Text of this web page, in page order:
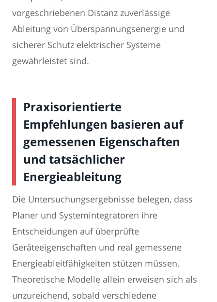
vorgeschriebenen Distanz zuverlässige
Ableitung von Überspannungsenergie und
sicherer Schutz elektrischer Systeme
gewährleistet sind.
Praxisorientierte
Empfehlungen basieren auf
gemessenen Eigenschaften
und tatsächlicher
Energieableitung
Die Untersuchungsergebnisse belegen, dass
Planer und Systemintegratoren ihre
Entscheidungen auf überprüfte
Geräteeigenschaften und real gemessene
Energieableitfähigkeiten stützen müssen.
Theoretische Modelle allein erweisen sich als
unzureichend, sobald verschiedene